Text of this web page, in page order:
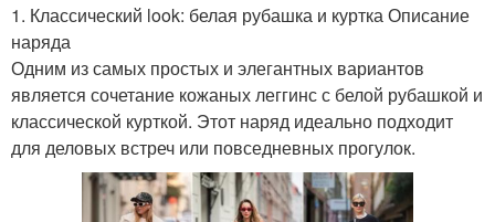
1. Классический look: белая рубашка и куртка Описание
наряда
Одним из самых простых и элегантных вариантов
является сочетание кожаных леггинс с белой рубашкой и
классической курткой. Этот наряд идеально подходит
для деловых встреч или повседневных прогулок.